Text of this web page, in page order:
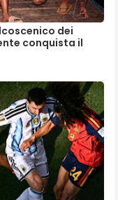
dei
conquista il